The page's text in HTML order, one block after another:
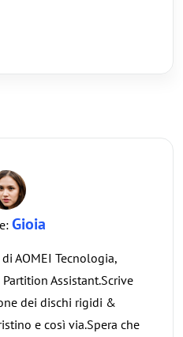
Gioia
AOMEI Tecnologia,
Assistant.Scrive
dei dischi rigidi &
e così via.Spera che